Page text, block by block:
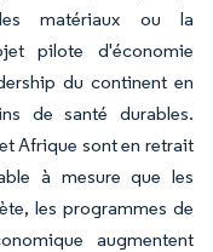
matériaux ou la
pilote d'économie
du continent en
de santé durables.
Afrique sont en retrait
à mesure que les
les programmes de
augmentent